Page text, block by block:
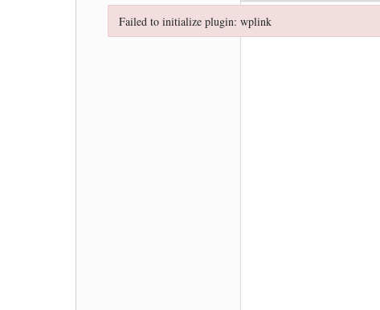
Failed to initialize plugin: wplink
Failed to initialize plugin: wplink